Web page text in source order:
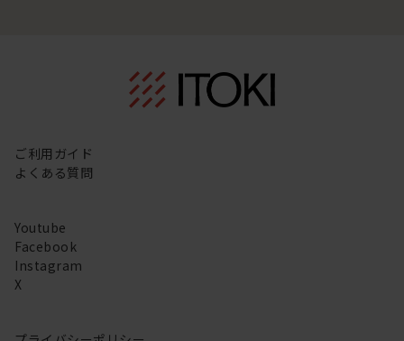
ご利用ガイド
よくある質問
Youtube
Facebook
Instagram
X